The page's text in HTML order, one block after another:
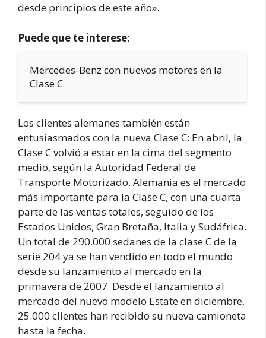
desde principios de este año».
Puede que te interese:
Mercedes-Benz con nuevos motores en la
Clase C
Los clientes alemanes también están
entusiasmados con la nueva Clase C: En abril, la
Clase C volvió a estar en la cima del segmento
medio, según la Autoridad Federal de
Transporte Motorizado. Alemania es el mercado
más importante para la Clase C, con una cuarta
parte de las ventas totales, seguido de los
Estados Unidos, Gran Bretaña, Italia y Sudáfrica.
Un total de 290.000 sedanes de la clase C de la
serie 204 ya se han vendido en todo el mundo
desde su lanzamiento al mercado en la
primavera de 2007. Desde el lanzamiento al
mercado del nuevo modelo Estate en diciembre,
25.000 clientes han recibido su nueva camioneta
hasta la fecha.